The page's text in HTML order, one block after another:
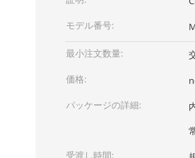
モデル番号:
最小注文数量:
価格:
パッケージの詳細:
受渡し時間: